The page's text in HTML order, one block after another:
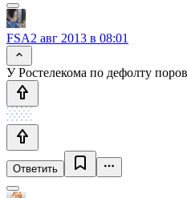
FSA2 авг 2013 в 08:01
У Ростелекома по дефолту
Ответить